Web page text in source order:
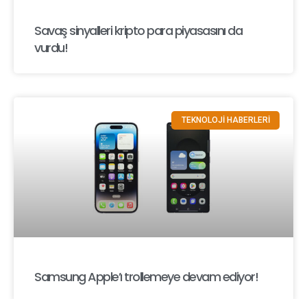
Savaş sinyalleri kripto para piyasasını da
vurdu!
TEKNOLOJİ HABERLERİ
Samsung Apple’ı trollemeye devam ediyor!